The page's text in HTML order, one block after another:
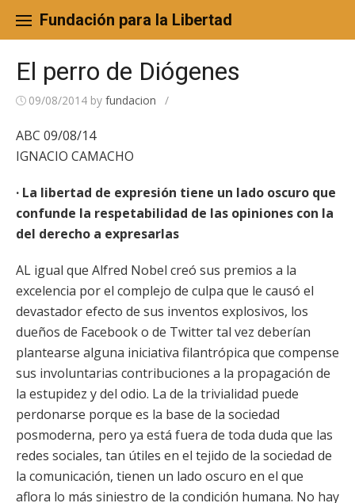
content
Fundación para la Libertad
El perro de Diógenes
09/08/2014 by fundacion /
ABC 09/08/14
IGNACIO CAMACHO
· La libertad de expresión tiene un lado oscuro que
confunde la respetabilidad de las opiniones con la
del derecho a expresarlas
AL igual que Alfred Nobel creó sus premios a la
excelencia por el complejo de culpa que le causó el
devastador efecto de sus inventos explosivos, los
dueños de Facebook o de Twitter tal vez deberían
plantearse alguna iniciativa filantrópica que compense
sus involuntarias contribuciones a la propagación de
la estupidez y del odio. La de la trivialidad puede
perdonarse porque es la base de la sociedad
posmoderna, pero ya está fuera de toda duda que las
redes sociales, tan útiles en el tejido de la sociedad de
la comunicación, tienen un lado oscuro en el que
aflora lo más siniestro de la condición humana. No hay